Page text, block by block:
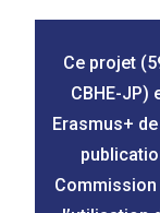
Ce projet
CBHE-JP)
Erasmus+
Commission